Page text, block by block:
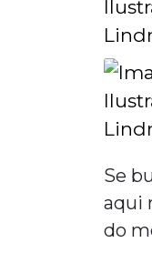
Se
aqui
do